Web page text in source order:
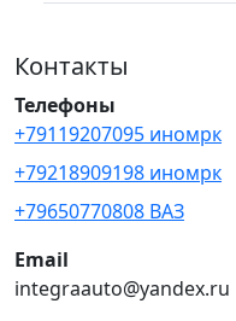
Контакты
Телефоны
+79119207095 иномрк
+79218909198 иномрк
+79650770808 ВАЗ
Email
integraauto@yandex.ru